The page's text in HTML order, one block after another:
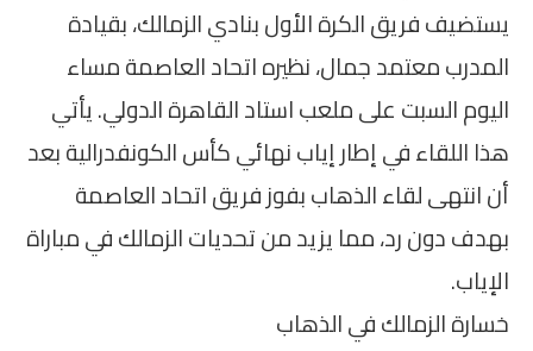
يستضيف فريق الكرة الأول بنادي الزمالك، بقيادة
المدرب معتمد جمال، نظيره اتحاد العاصمة مساء
اليوم السبت على ملعب استاد القاهرة الدولي. يأتي
هذا اللقاء في إطار إياب نهائي كأس الكونفدرالية بعد
أن انتهى لقاء الذهاب بفوز فريق اتحاد العاصمة
بهدف دون رد، مما يزيد من تحديات الزمالك في مباراة
الإياب.
خسارة الزمالك في الذهاب